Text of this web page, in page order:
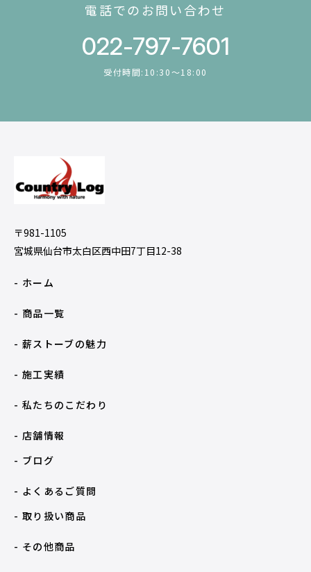
電話でのお問い合わせ
022-797-7601
受付時間:10:30〜18:00
〒981-1105
宮城県仙台市太白区西中田7丁目12-38
- ホーム
- 商品一覧
- 薪ストーブの魅力
- 施工実績
- 私たちのこだわり
- 店舗情報
- ブログ
- よくあるご質問
- 取り扱い商品
- その他商品